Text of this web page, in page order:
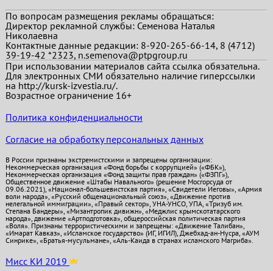
По вопросам размещения рекламы обращаться:
Директор рекламной службы: Семенова Наталья
Николаевна
Контактные данные редакции: 8-920-265-66-14, 8 (4712)
39-19-42 *2323, n.semenova@ptpgroup.ru
При использовании материалов сайта ссылка обязательна.
Для электронных СМИ обязательно наличие гиперссылки
на http://kursk-izvestia.ru/.
Возрастное ограничение 16+
Политика конфиденциальности
Согласие на обработку персональных данных
В России признаны экстремистскими и запрещены организации:
Некоммерческая организация «Фонд борьбы с коррупцией» («ФБК»),
Некоммерческая организация «Фонд защиты прав граждан» («ФЗПГ»),
Общественное движение «Штабы Навального» (решение Мосгорсуда от
09.06.2021), «Национал-большевистская партия», «Свидетели Иеговы», «Армия
воли народа», «Русский общенациональный союз», «Движение против
нелегальной иммиграции», «Правый сектор», УНА-УНСО, УПА, «Тризуб им.
Степана Бандеры», «Мизантропик дивижн», «Меджлис крымскотатарского
народа», движение «Артподготовка», общероссийская политическая партия
«Воля». Признаны террористическими и запрещены: «Движение Талибан»,
«Имарат Кавказ», «Исламское государство» (ИГ, ИГИЛ), Джебхад-ан-Нусра, «АУМ
Синрике», «Братья-мусульмане», «Аль-Каида в странах исламского Магриба».
Мисс КИ 2019